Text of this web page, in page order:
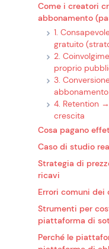
Come i creatori
abbonamento
1.
gratuito
2.
proprio
3.
abbonamento
4. Retention
crescita
Cosa pagano
Caso di studio
Strategia di
ricavi
Errori comuni dei
Strumenti per
piattaforma di
Perché le